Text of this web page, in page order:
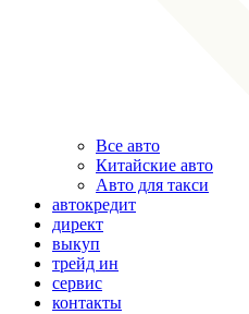
Все авто
Китайские авто
Авто для такси
автокредит
директ
выкуп
трейд ин
сервис
контакты